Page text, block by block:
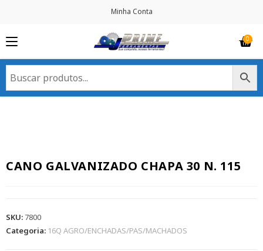
Minha Conta
CANO GALVANIZADO CHAPA 30 N. 115
SKU: 7800
Categoria: 16Q AGRO/ENCHADAS/PAS/MACHADOS